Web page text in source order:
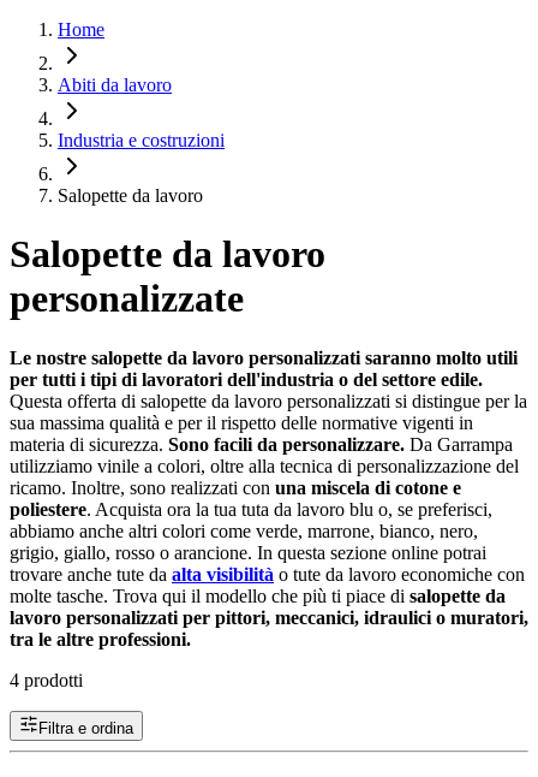
Home
Abiti da lavoro
Industria e costruzioni
Salopette da lavoro
Salopette da lavoro
personalizzate
Le nostre salopette da lavoro personalizzati saranno molto utili
per tutti i tipi di lavoratori dell'industria o del settore edile.
Questa offerta di salopette da lavoro personalizzati si distingue per la
sua massima qualità e per il rispetto delle normative vigenti in
materia di sicurezza. Sono facili da personalizzare. Da Garrampa
utilizziamo vinile a colori, oltre alla tecnica di personalizzazione del
ricamo. Inoltre, sono realizzati con una miscela di cotone e
poliestere. Acquista ora la tua tuta da lavoro blu o, se preferisci,
abbiamo anche altri colori come verde, marrone, bianco, nero,
grigio, giallo, rosso o arancione. In questa sezione online potrai
trovare anche tute da alta visibilità o tute da lavoro economiche con
molte tasche. Trova qui il modello che più ti piace di salopette da
lavoro personalizzati per pittori, meccanici, idraulici o muratori,
tra le altre professioni.
4 prodotti
Filtra e ordina